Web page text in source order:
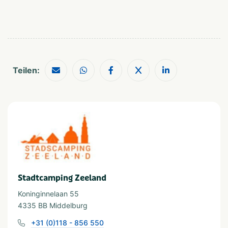
Teilen:
Stadtcamping Zeeland
Koninginnelaan 55
4335 BB Middelburg
+31 (0)118 - 856 550